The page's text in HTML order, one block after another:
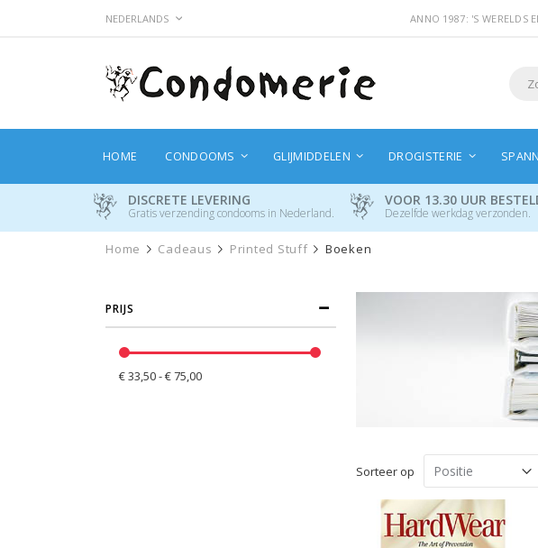
Ga
inhoud
TAAL
NEDERLANDS ANNO 1987: 'S WERELDS
HOME CONDOOMS GLIJMIDDELEN DROGISTERIE
DISCRETE LEVERING
Gratis verzending condooms in Nederland.
VOOR 13.30 UUR
Dezelfde werkdag verzonden.
Home Cadeaus Printed Stuff Boeken
Sorteer op
PRIJS
€ 33,50 - € 75,00